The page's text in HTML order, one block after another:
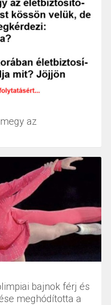
az
bajnok férj és
meghódította a